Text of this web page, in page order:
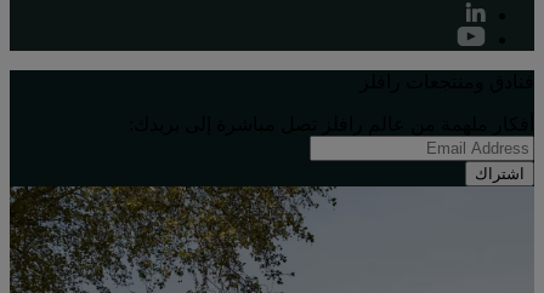
اشتراك